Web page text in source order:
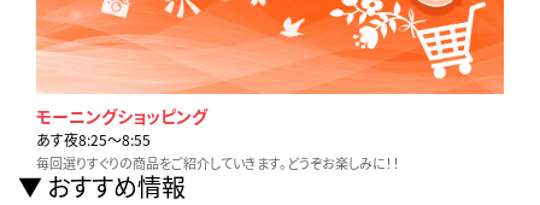
モーニングショッピング
あす夜8:25〜8:55
毎回選りすぐりの商品をご紹介していきます。どうぞお楽しみに！！
おすすめ情報